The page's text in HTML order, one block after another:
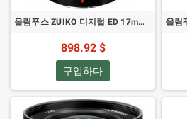
올림푸스 ZUIKO 디지털 ED 17mm 프로 - 렌즈 마이크로 포서즈
898.92 $
구입하다